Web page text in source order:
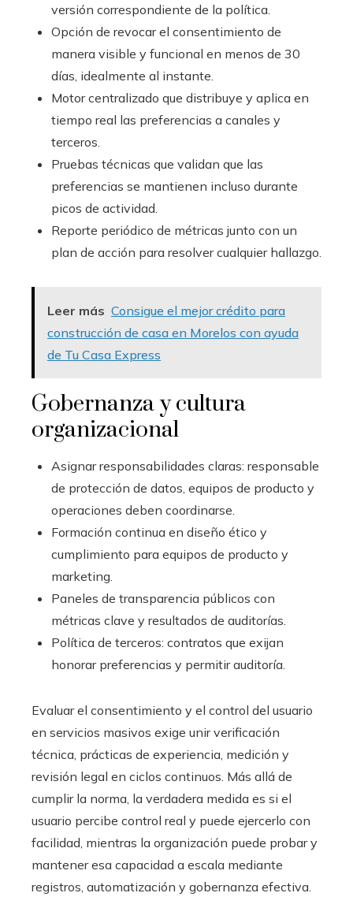
versión correspondiente de la política.
Opción de revocar el consentimiento de
manera visible y funcional en menos de 30
días, idealmente al instante.
Motor centralizado que distribuye y aplica en
tiempo real las preferencias a canales y
terceros.
Pruebas técnicas que validan que las
preferencias se mantienen incluso durante
picos de actividad.
Reporte periódico de métricas junto con un
plan de acción para resolver cualquier hallazgo.
Leer más Consigue el mejor crédito para
construcción de casa en Morelos con ayuda
de Tu Casa Express
Gobernanza y cultura
organizacional
Asignar responsabilidades claras: responsable
de protección de datos, equipos de producto y
operaciones deben coordinarse.
Formación continua en diseño ético y
cumplimiento para equipos de producto y
marketing.
Paneles de transparencia públicos con
métricas clave y resultados de auditorías.
Política de terceros: contratos que exijan
honorar preferencias y permitir auditoría.
Evaluar el consentimiento y el control del usuario
en servicios masivos exige unir verificación
técnica, prácticas de experiencia, medición y
revisión legal en ciclos continuos. Más allá de
cumplir la norma, la verdadera medida es si el
usuario percibe control real y puede ejercerlo con
facilidad, mientras la organización puede probar y
mantener esa capacidad a escala mediante
registros, automatización y gobernanza efectiva.